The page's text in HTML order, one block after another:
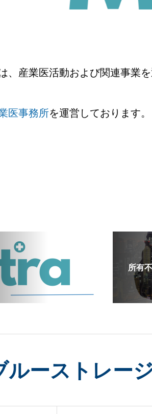
、産業医活動および関連事業
医事務所を運営しております。
所有
ルーストレー